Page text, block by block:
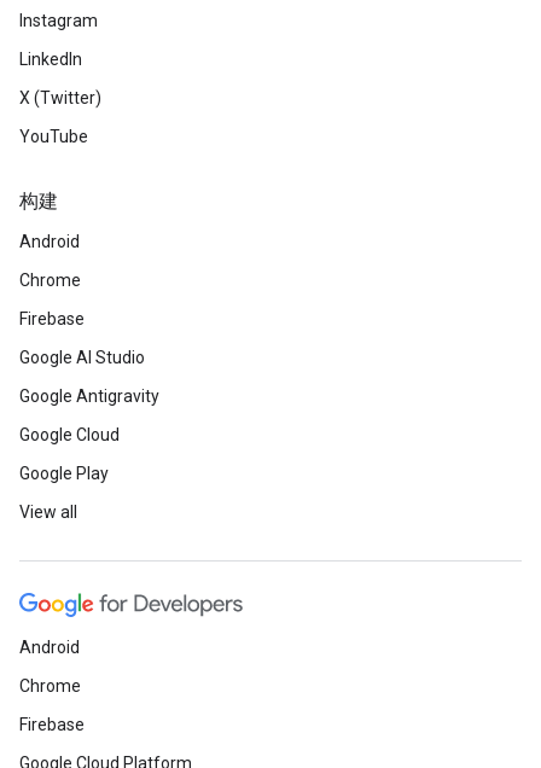
Instagram
LinkedIn
X (Twitter)
YouTube
构建
Android
Chrome
Firebase
Google AI Studio
Google Antigravity
Google Cloud
Google Play
View all
Android
Chrome
Firebase
Google Cloud Platform